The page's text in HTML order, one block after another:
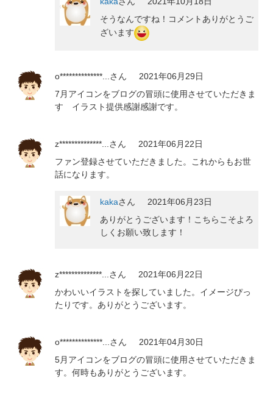
そうなんですね！コメントありがとうご
ざいます
o**************... さん
2021年06月29日
7月アイコンをブログの冒頭に使用させていただきま
す イラスト提供感謝感謝です。
z**************... さん
2021年06月22日
ファン登録させていただきました。これからもお世
話になります。
kakaさん
2021年06月23日
ありがとうございます！こちらこそよろ
しくお願い致します！
z**************... さん
2021年06月22日
かわいいイラストを探していました。イメージぴっ
たりです。ありがとうございます。
o**************... さん
2021年04月30日
5月アイコンをブログの冒頭に使用させていただきま
す。何時もありがとうございます。